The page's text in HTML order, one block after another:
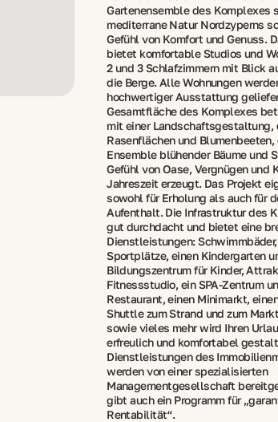
Gartenensemble des Komplexes
mediterrane Natur Nordzyperns
Gefühl von Komfort und Genuss.
bietet komfortable Studios und
2 und 3 Schlafzimmern mit Blick
die Berge. Alle Wohnungen
hochwertiger Ausstattung
Gesamtfläche des Komplexes
mit einer Landschaftsgestaltung,
Rasenflächen und Blumenbeeten,
Ensemble blühender Bäume und
Gefühl von Oase, Vergnügen und
Jahreszeit erzeugt. Das Projekt
sowohl für Erholung als auch für
Aufenthalt. Die Infrastruktur des
gut durchdacht und bietet eine
Dienstleistungen:
Sportplätze, einen Kindergarten
Bildungszentrum für Kinder,
Fitnessstudio, ein SPA-Zentrum
Restaurant, einen Minimarkt,
Shuttle zum Strand und zum
sowie vieles mehr wird Ihren
erfreulich und komfortabel
Dienstleistungen des
werden von einer spezialisierten
Managementgesellschaft
gibt auch ein Programm für
Rentabilität“.